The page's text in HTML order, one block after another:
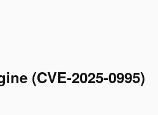
(CVE-2025-0995)